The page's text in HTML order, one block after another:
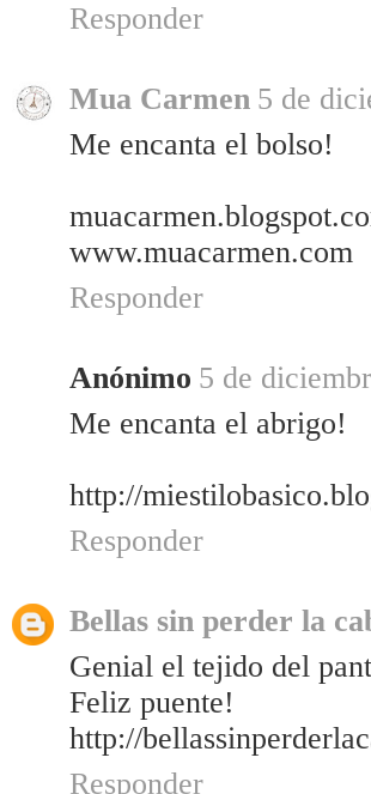
Responder
Mua Carmen 5 de
Me encanta el bolso!
www.muacarmen.com
Responder
Anónimo 5 de
Me encanta el abrigo!
http://
Responder
Bellas sin perder la
Genial el tejido del
Feliz puente!
http://
Responder